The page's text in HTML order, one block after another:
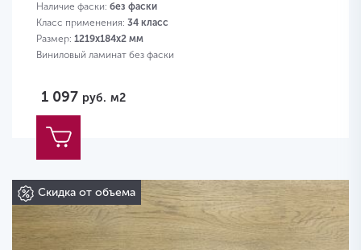
Наличие фаски: без фаски
Класс применения: 34 класс
Размер: 1219х184х2 мм
Виниловый ламинат без фаски
1 097 руб. м2
Скидка от объема